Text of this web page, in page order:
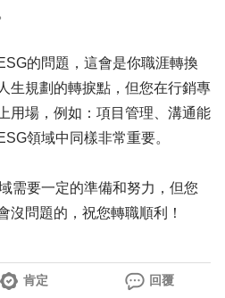
的問題，這會是你職涯轉換
生規劃的轉捩點，但您在行銷專
用場，例如：項目管理、溝通能
領域中同樣非常重要。
需要一定的準備和努力，但您
沒問題的，祝您轉職順利！
肯定 回覆